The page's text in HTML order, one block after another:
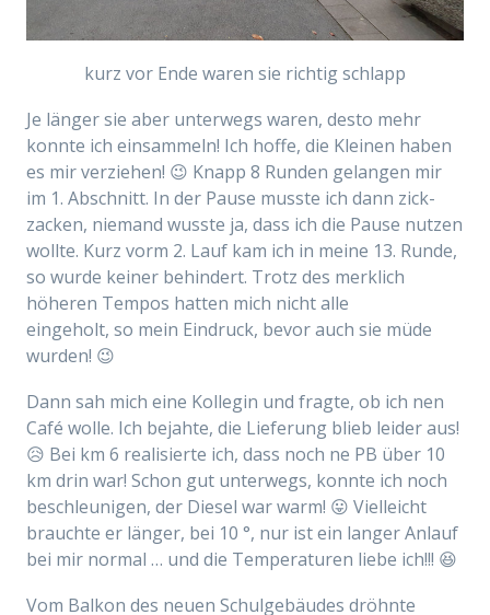
kurz vor Ende waren sie richtig schlapp
Je länger sie aber unterwegs waren, desto mehr
konnte ich einsammeln! Ich hoffe, die Kleinen haben
es mir verziehen! 😉 Knapp 8 Runden gelangen mir
im 1. Abschnitt. In der Pause musste ich dann zick-
zacken, niemand wusste ja, dass ich die Pause nutzen
wollte. Kurz vorm 2. Lauf kam ich in meine 13. Runde,
so wurde keiner behindert. Trotz des merklich
höheren Tempos hatten mich nicht alle
eingeholt, so mein Eindruck, bevor auch sie müde
wurden! 😉
Dann sah mich eine Kollegin und fragte, ob ich nen
Café wolle. Ich bejahte, die Lieferung blieb leider aus!
😥 Bei km 6 realisierte ich, dass noch ne PB über 10
km drin war! Schon gut unterwegs, konnte ich noch
beschleunigen, der Diesel war warm! 😛 Vielleicht
brauchte er länger, bei 10 °, nur ist ein langer Anlauf
bei mir normal … und die Temperaturen liebe ich!!! 😆
Vom Balkon des neuen Schulgebäudes dröhnte